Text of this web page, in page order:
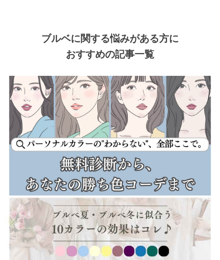
ブルベに関する悩みがある方に
おすすめの記事一覧